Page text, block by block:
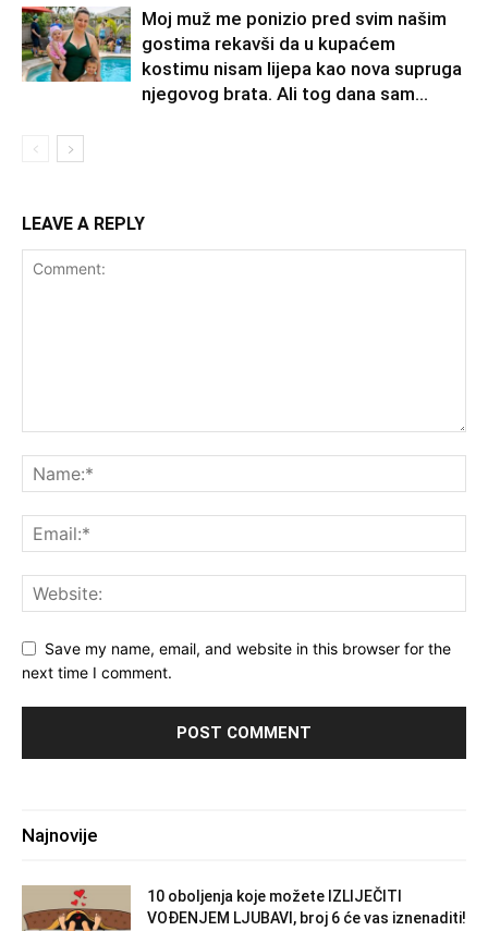
Moj muž me ponizio pred svim našim
gostima rekavši da u kupaćem
kostimu nisam lijepa kao nova supruga
njegovog brata. Ali tog dana sam...
LEAVE A REPLY
Save my name, email, and website in this browser for the
next time I comment.
Najnovije
10 oboljenja koje možete IZLIJEČITI
VOĐENJEM LJUBAVI, broj 6 će vas iznenaditi!